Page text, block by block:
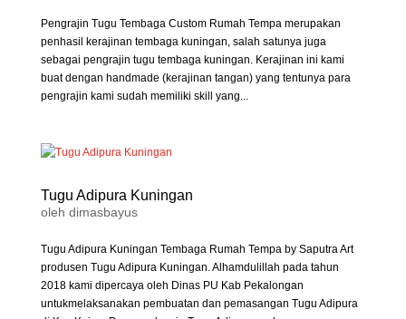
Pengrajin Tugu Tembaga Custom Rumah Tempa merupakan
penhasil kerajinan tembaga kuningan, salah satunya juga
sebagai pengrajin tugu tembaga kuningan. Kerajinan ini kami
buat dengan handmade (kerajinan tangan) yang tentunya para
pengrajin kami sudah memiliki skill yang...
Tugu Adipura Kuningan
oleh dimasbayus
Tugu Adipura Kuningan Tembaga Rumah Tempa by Saputra Art
produsen Tugu Adipura Kuningan. Alhamdulillah pada tahun
2018 kami dipercaya oleh Dinas PU Kab Pekalongan
untukmelaksanakan pembuatan dan pemasangan Tugu Adipura